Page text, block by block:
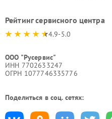
Рейтинг сервисного центра
4.9-5.0
ООО "Русервис"
ИНН 7702633247
ОГРН 1077746335776
Поделиться в соц. сетях: